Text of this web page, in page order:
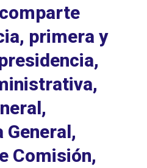
primera y
Comisión,